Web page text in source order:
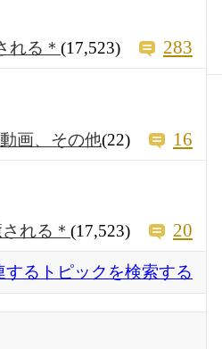
れる＊ (17,523) 283
画、その他(22) 16
れる＊ (17,523) 20
するトピックを検索する